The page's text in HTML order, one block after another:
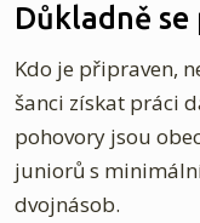
Důkladně
Kdo je připraven,
šanci získat práci
pohovory jsou
juniorů s
dvojnásob.